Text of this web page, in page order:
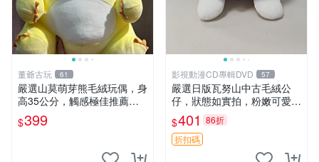
董爺古玩 61
嚴選山莫萌芽熊毛絨玩偶，身
高35公分，觸感極佳推薦收
藏 萌芽熊 毛絨玩偶 串珠玩偶
$399
影視動漫CD專輯DVD 57
嚴選日版瓦努山中古毛絨公
仔，狀態如實拍，粉嫩可愛粉
絲必備。中古珍藏保管精細，
紙箱氣泡膜包裝妥帖送達。
中古玩偶 玩具 毛絨公仔
$401 86折
折扣碼